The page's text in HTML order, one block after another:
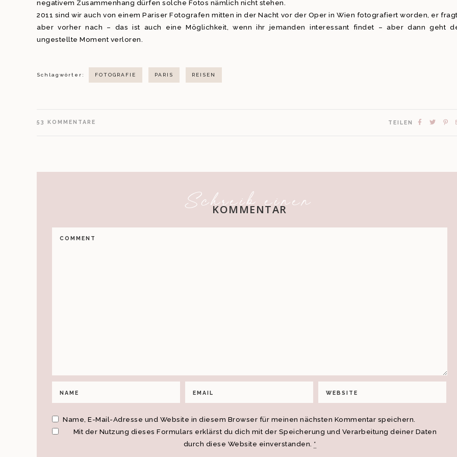
negativem Zusammenhang dürfen solche Fotos nämlich nicht stehen.
2011 sind wir auch von einem Pariser Fotografen mitten in der Nacht vor der Oper in Wien fotografiert worden, er
aber vorher nach – das ist auch eine Möglichkeit, wenn ihr jemanden interessant findet – aber dann geht
ungestellte Moment verloren.
Schlagwörter: FOTOGRAFIE PARIS REISEN
53 KOMMENTARE TEILEN
Schreib einen
KOMMENTAR
Name, E-Mail-Adresse und Website in diesem Browser für meinen nächsten Kommentar speichern.
Mit der Nutzung dieses Formulars erklärst du dich mit der Speicherung und Verarbeitung deiner Daten
durch diese Website einverstanden. *